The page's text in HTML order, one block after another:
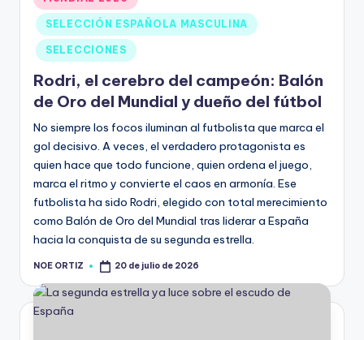
SELECCIÓN ESPAÑOLA MASCULINA
SELECCIONES
Rodri, el cerebro del campeón: Balón
de Oro del Mundial y dueño del fútbol
No siempre los focos iluminan al futbolista que marca el
gol decisivo. A veces, el verdadero protagonista es
quien hace que todo funcione, quien ordena el juego,
marca el ritmo y convierte el caos en armonía. Ese
futbolista ha sido Rodri, elegido con total merecimiento
como Balón de Oro del Mundial tras liderar a España
hacia la conquista de su segunda estrella.
NOE ORTIZ 20 de julio de 2026